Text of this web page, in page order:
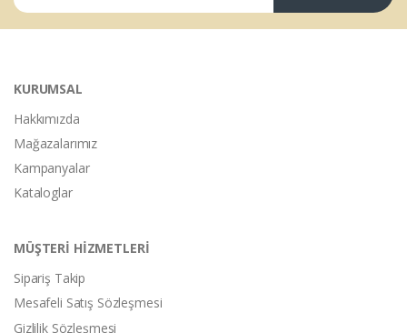
KURUMSAL
Hakkımızda
Mağazalarımız
Kampanyalar
Kataloglar
MÜŞTERİ HİZMETLERİ
Sipariş Takip
Mesafeli Satış Sözleşmesi
Gizlilik Sözleşmesi